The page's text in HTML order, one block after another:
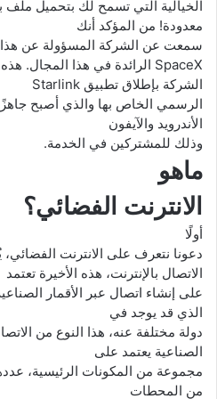
معدودة! من المؤكد أنك
سمعت عن الشركة المسؤولة عن
SpaceX الرائدة في هذا المجال.
الشركة بإطلاق تطبيق Starlink
الرسمي الخاص بها والذي أصبح
الأندرويد والآيفون
وذلك للمشتركين في الخدمة.
ماهو
الانترنت الفضائي؟
أولًا
دعونا نتعرف على الانترنت الفضائي،
الاتصال بالإنترنت، هذه الأخيرة تعتمد
على إنشاء اتصال عبر الأقمار
الذي قد يوجد في
دولة مختلفة عنه، هذا النوع من
الصناعية يعتمد على
مجموعة من المكونات الرئيسية،
من المحطات